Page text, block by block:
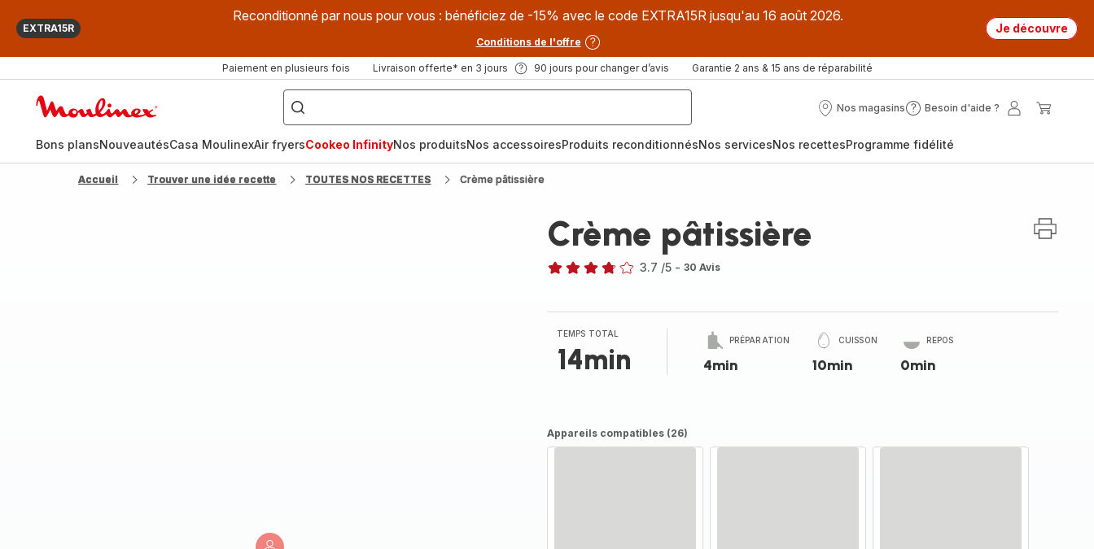
EXTRA15R
Reconditionné par nous pour vous : bénéficiez de -15% avec le code EXTRA15R jusqu'au 16 août 2026.
Conditions de l'offre
Je découvre
Paiement en plusieurs fois Livraison offerte* en 3 jours 90 jours pour changer d’avis Garantie 2 ans & 15 ans de réparabilité
["Que
recherchez-
vous
?",
fryer",
"Companion"]
Nos magasins
Nos
Besoin d'aide ?
Besoin
?
Mon
Bons plansNouveautésCasa MoulinexAir fryersCookeo InfinityNos produitsNos accessoiresProduits reconditionnésNos servicesNos recettesProgramme fidélité
Accueil Trouver une idée recette TOUTES NOS RECETTES Crème pâtissière
Crème pâtissière
3.7 /5 - 30 Avis
TEMPS TOTAL
14min
PRÉPARATION
4min
CUISSON
10min
REPOS
0min
Appareils compatibles (26)